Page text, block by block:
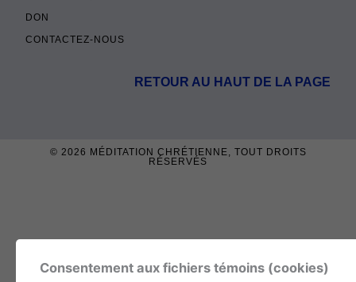
DON
CONTACTEZ-NOUS
RETOUR AU HAUT DE LA PAGE
© 2026 MÉDITATION CHRÉTIENNE, TOUT DROITS
RÉSERVÉS
Consentement aux fichiers témoins (cookies)